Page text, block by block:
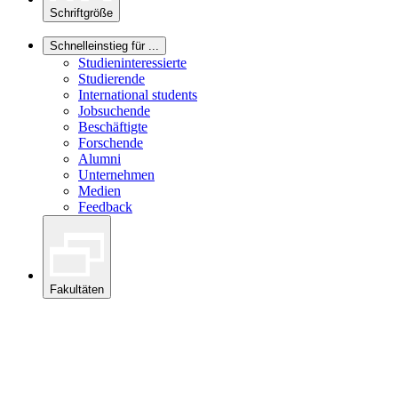
Schriftgröße
Schnelleinstieg für ...
Studieninteressierte
Studierende
International students
Jobsuchende
Beschäftigte
Forschende
Alumni
Unternehmen
Medien
Feedback
Fakultäten